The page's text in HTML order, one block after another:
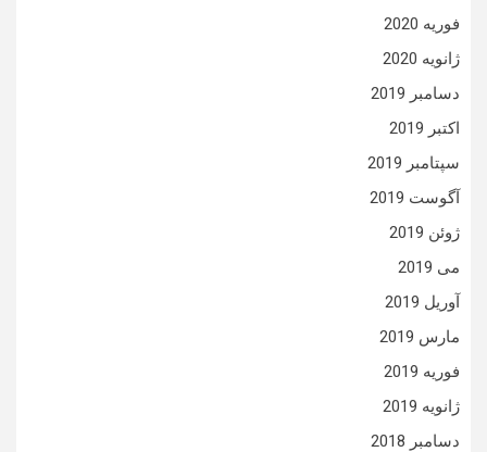
فوریه 2020
ژانویه 2020
دسامبر 2019
اکتبر 2019
سپتامبر 2019
آگوست 2019
ژوئن 2019
می 2019
آوریل 2019
مارس 2019
فوریه 2019
ژانویه 2019
دسامبر 2018